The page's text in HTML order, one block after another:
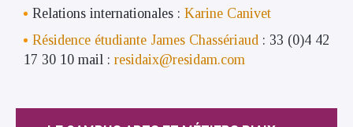
Relations internationales : Karine Canivet
Résidence étudiante James Chassériaud : 33 (0)4 42
17 30 10 mail : residaix@residam.com